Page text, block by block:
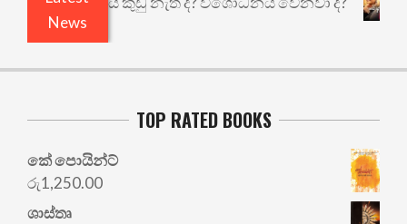
News
TOP RATED BOOKS
කේ පොයින්ට්
රු1,250.00
ශාස්තෘ